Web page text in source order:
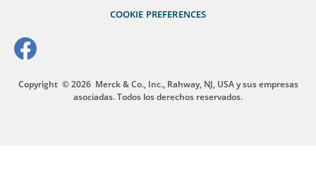
COOKIE PREFERENCES
Copyright © 2026 Merck & Co., Inc., Rahway, NJ, USA y sus empresas
asociadas. Todos los derechos reservados.